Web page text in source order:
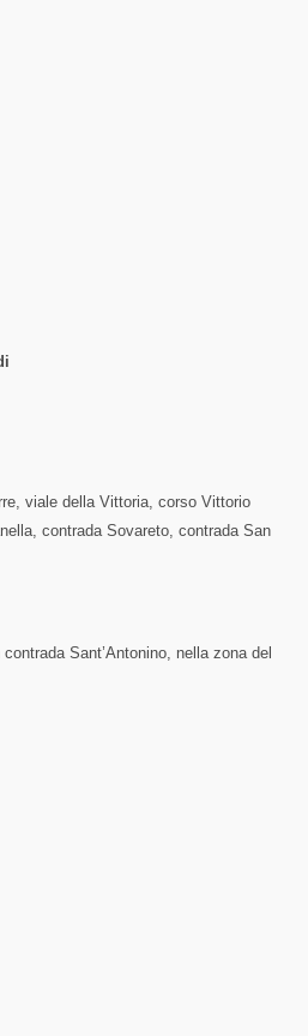
viale della Vittoria, corso Vittorio
contrada Sovareto, contrada San
Sant’Antonino, nella zona del